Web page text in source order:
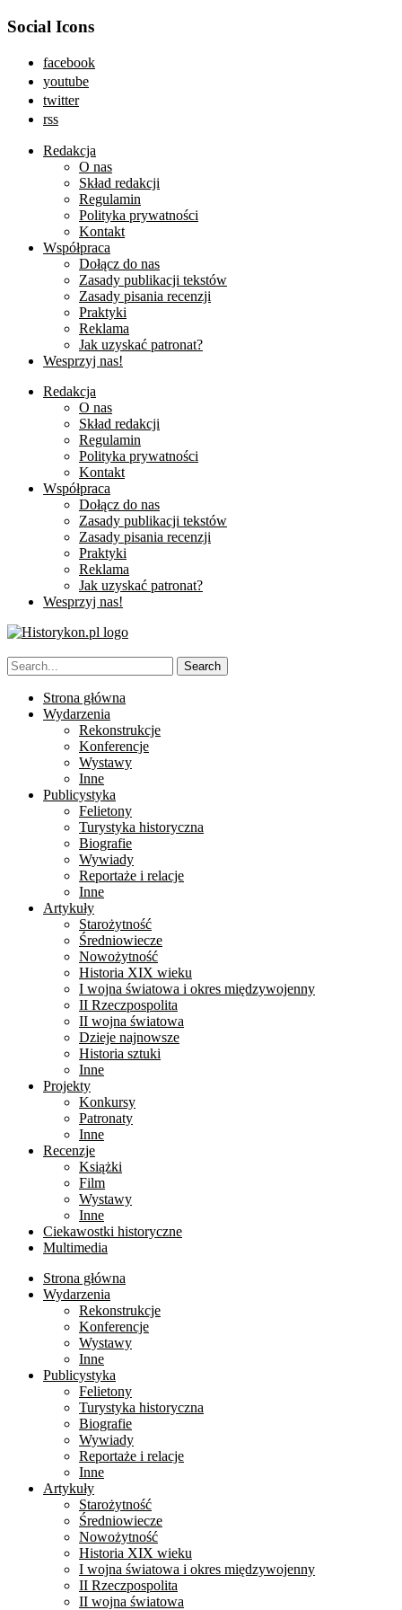
Social Icons
facebook
youtube
twitter
rss
Redakcja
O nas
Skład redakcji
Regulamin
Polityka prywatności
Kontakt
Współpraca
Dołącz do nas
Zasady publikacji tekstów
Zasady pisania recenzji
Praktyki
Reklama
Jak uzyskać patronat?
Wesprzyj nas!
Redakcja
O nas
Skład redakcji
Regulamin
Polityka prywatności
Kontakt
Współpraca
Dołącz do nas
Zasady publikacji tekstów
Zasady pisania recenzji
Praktyki
Reklama
Jak uzyskać patronat?
Wesprzyj nas!
Strona główna
Wydarzenia
Rekonstrukcje
Konferencje
Wystawy
Inne
Publicystyka
Felietony
Turystyka historyczna
Biografie
Wywiady
Reportaże i relacje
Inne
Artykuły
Starożytność
Średniowiecze
Nowożytność
Historia XIX wieku
I wojna światowa i okres międzywojenny
II Rzeczpospolita
II wojna światowa
Dzieje najnowsze
Historia sztuki
Inne
Projekty
Konkursy
Patronaty
Inne
Recenzje
Książki
Film
Wystawy
Inne
Ciekawostki historyczne
Multimedia
Strona główna
Wydarzenia
Rekonstrukcje
Konferencje
Wystawy
Inne
Publicystyka
Felietony
Turystyka historyczna
Biografie
Wywiady
Reportaże i relacje
Inne
Artykuły
Starożytność
Średniowiecze
Nowożytność
Historia XIX wieku
I wojna światowa i okres międzywojenny
II Rzeczpospolita
II wojna światowa